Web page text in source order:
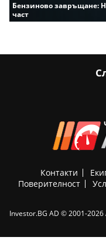
Бензиново завръщане:
част
Контакти
Поверителност
Investor.BG AD © 2001-